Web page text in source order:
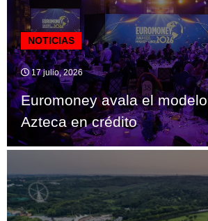
NOTICIAS
17 julio, 2026
Euromoney avala el
Azteca en crédito